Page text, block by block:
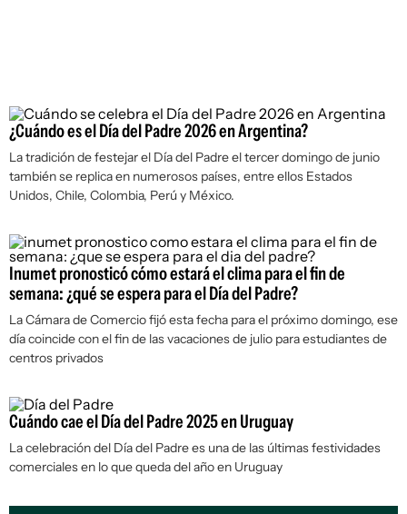
¿Cuándo es el Día del Padre 2026 en Argentina?
La tradición de festejar el Día del Padre el tercer domingo de junio
también se replica en numerosos países, entre ellos Estados
Unidos, Chile, Colombia, Perú y México.
Inumet pronosticó cómo estará el clima para el fin de
semana: ¿qué se espera para el Día del Padre?
La Cámara de Comercio fijó esta fecha para el próximo domingo, ese
día coincide con el fin de las vacaciones de julio para estudiantes de
centros privados
Cuándo cae el Día del Padre 2025 en Uruguay
La celebración del Día del Padre es una de las últimas festividades
comerciales en lo que queda del año en Uruguay